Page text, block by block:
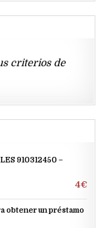
criterios de
910312450 –
4€
obtener un préstamo